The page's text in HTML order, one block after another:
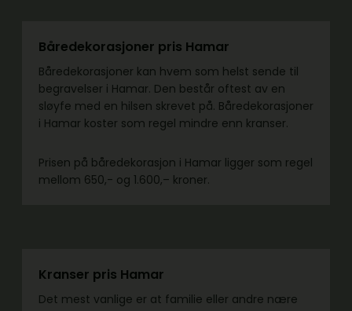
Båredekorasjoner pris Hamar
Båredekorasjoner kan hvem som helst sende til
begravelser i Hamar. Den består oftest av en
sløyfe med en hilsen skrevet på. Båredekorasjoner
i Hamar koster som regel mindre enn kranser.
Prisen på båredekorasjon i Hamar ligger som regel
mellom 650,- og 1.600,– kroner.
Kranser pris Hamar
Det mest vanlige er at familie eller andre nære